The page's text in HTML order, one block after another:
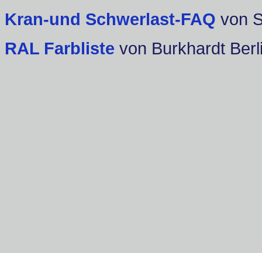
Kran-und Schwerlast-FAQ von
RAL Farbliste von Burkhardt